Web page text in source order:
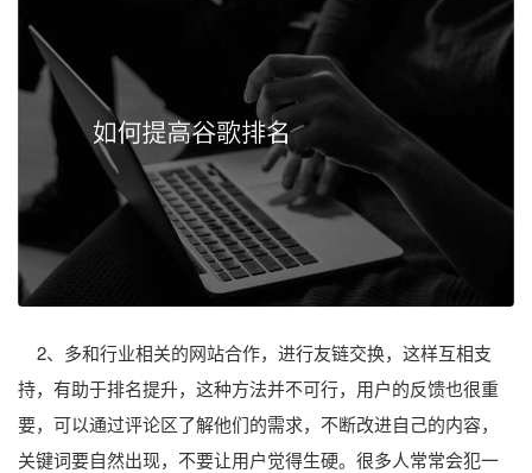
2、多和行业相关的网站合作，进行友链交换，这样互相支
持，有助于排名提升，这种方法并不可行，用户的反馈也很重
要，可以通过评论区了解他们的需求，不断改进自己的内容，
关键词要自然出现，不要让用户觉得生硬。很多人常常会犯一